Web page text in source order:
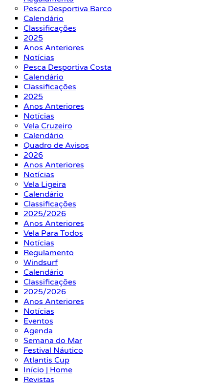
Pesca Desportiva Barco
Calendário
Classificações
2025
Anos Anteriores
Notícias
Pesca Desportiva Costa
Calendário
Classificações
2025
Anos Anteriores
Notícias
Vela Cruzeiro
Calendário
Quadro de Avisos
2026
Anos Anteriores
Notícias
Vela Ligeira
Calendário
Classificações
2025/2026
Anos Anteriores
Vela Para Todos
Notícias
Regulamento
Windsurf
Calendário
Classificações
2025/2026
Anos Anteriores
Notícias
Eventos
Agenda
Semana do Mar
Festival Náutico
Atlantis Cup
Início | Home
Revistas